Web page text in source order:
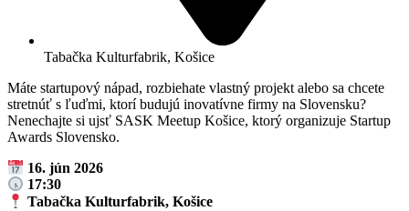
Tabačka Kulturfabrik, Košice
Máte startupový nápad, rozbiehate vlastný projekt alebo sa chcete
stretnúť s ľuďmi, ktorí budujú inovatívne firmy na Slovensku?
Nenechajte si ujsť SASK Meetup Košice, ktorý organizuje Startup
Awards Slovensko.
16. jún 2026
17:30
Tabačka Kulturfabrik, Košice